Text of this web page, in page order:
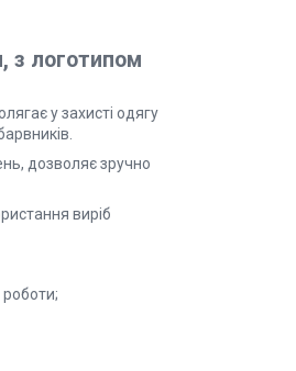
з логотипом
у захисті одягу
дозволяє зручно
виріб